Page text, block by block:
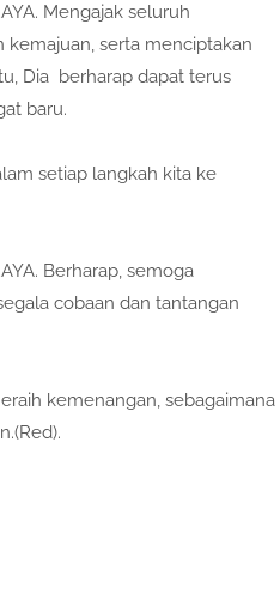
Mengajak seluruh
serta menciptakan
Dia berharap dapat terus
baru.
setiap langkah kita ke
Berharap, semoga
cobaan dan tantangan
kemenangan, sebagaimana